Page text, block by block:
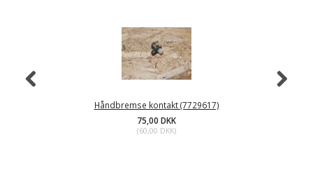
Håndbremse kontakt (7729617)
75,00 DKK
(60,00 DKK)